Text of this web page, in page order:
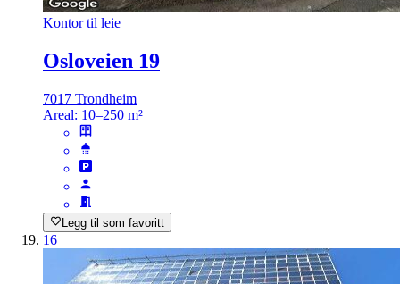
Kontor til leie
Osloveien 19
7017 Trondheim
Areal: 10–250 m²
Legg til som favoritt
16